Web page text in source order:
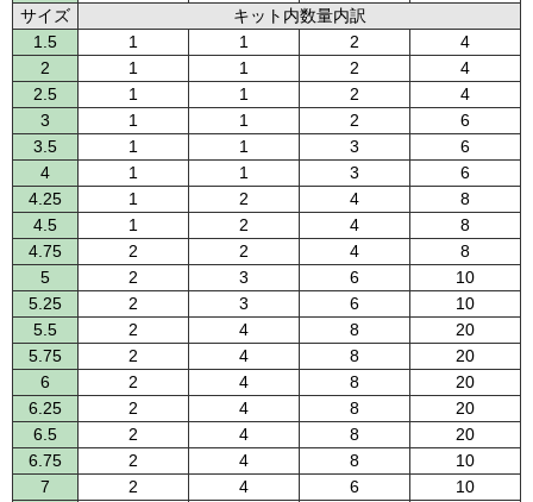
サイズ
キット内数量内訳
1.5
1 1 2
4
2
1 1 2
4
2.5
1 1 2
4
3
1 1 2
6
3.5
1 1 3
6
4
1 1 3
6
4.25
1 2 4
8
4.5
1 2 4
8
4.75
2 2 4
8
5
2 3 6
10
5.25
2 3 6
10
5.5
2 4 8
20
5.75
2 4 8
20
6
2 4 8
20
6.25
2 4 8
20
6.5
2 4 8
20
6.75
2 4 8
10
7
2 4 6
10